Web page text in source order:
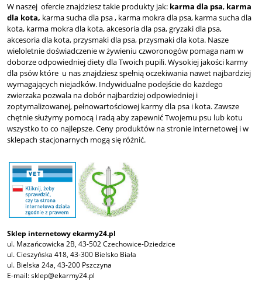
W naszej ofercie znajdziesz takie produkty jak: karma dla psa, karma
dla kota, karma sucha dla psa , karma mokra dla psa, karma sucha dla
kota, karma mokra dla kota, akcesoria dla psa, gryzaki dla psa,
akcesoria dla kota, przysmaki dla psa, przysmaki dla kota. Nasze
wieloletnie doświadczenie w żywieniu czworonogów pomaga nam w
doborze odpowiedniej diety dla Twoich pupili. Wysokiej jakości karmy
dla psów które u nas znajdziesz spełnią oczekiwania nawet najbardziej
wymagających niejadków. Indywidualne podejście do każdego
zwierzaka pozwala na dobór najbardziej odpowiedniej i
zoptymalizowanej, pełnowartościowej karmy dla psa i kota. Zawsze
chętnie służymy pomocą i radą aby zapewnić Twojemu psu lub kotu
wszystko to co najlepsze. Ceny produktów na stronie internetowej i w
sklepach stacjonarnych mogą się różnić.
Sklep internetowy ekarmy24.pl
ul. Mazańcowicka 2B, 43-502 Czechowice-Dziedzice
ul. Cieszyńska 418, 43-300 Bielsko Biała
ul. Bielska 24a, 43-200 Pszczyna
E-mail:sklep@ekarmy24.pl